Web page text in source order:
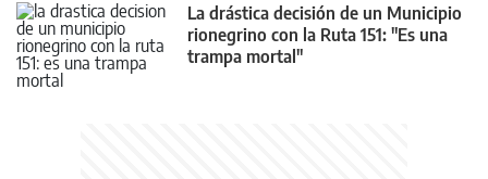
La drástica decisión de un Municipio
rionegrino con la Ruta 151: "Es una
trampa mortal"